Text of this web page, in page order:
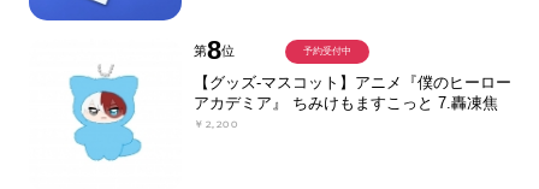
第8位
【グッズ-マスコット】アニメ『僕のヒーロー
アカデミア』 ちみけもますこっと 7.轟凍焦
￥2,200
予約受付中